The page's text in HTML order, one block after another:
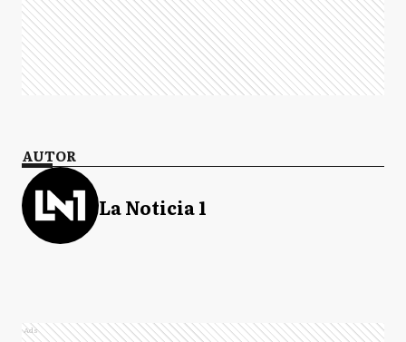
AUTOR
La Noticia 1
Ads